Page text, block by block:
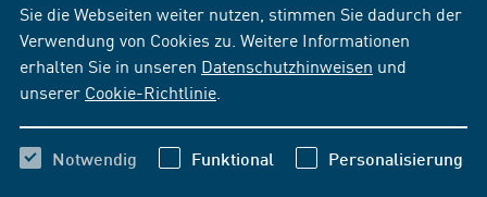
Sie die Webseiten weiter nutzen, stimmen Sie dadurch der
Verwendung von Cookies zu. Weitere Informationen
erhalten Sie in unseren Datenschutzhinweisen und
unserer Cookie-Richtlinie
Notwendig Funktional Personalisierung